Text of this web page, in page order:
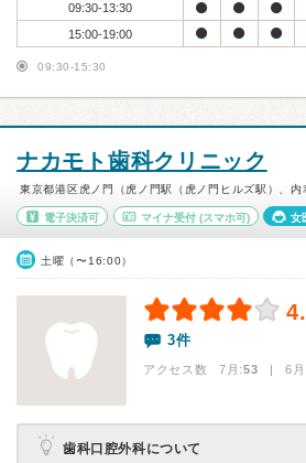
09:30-13:30
15:00-19:00
09:30-15:30
ナカモト歯科クリニック
東京都港区虎ノ門（虎ノ門駅（虎ノ門ヒルズ駅）、内
電子決済可 マイナ受付(スマホ可) 女
土曜（〜16:00）
3件
アクセス数 7月:53 | 6月
歯科口腔外科について